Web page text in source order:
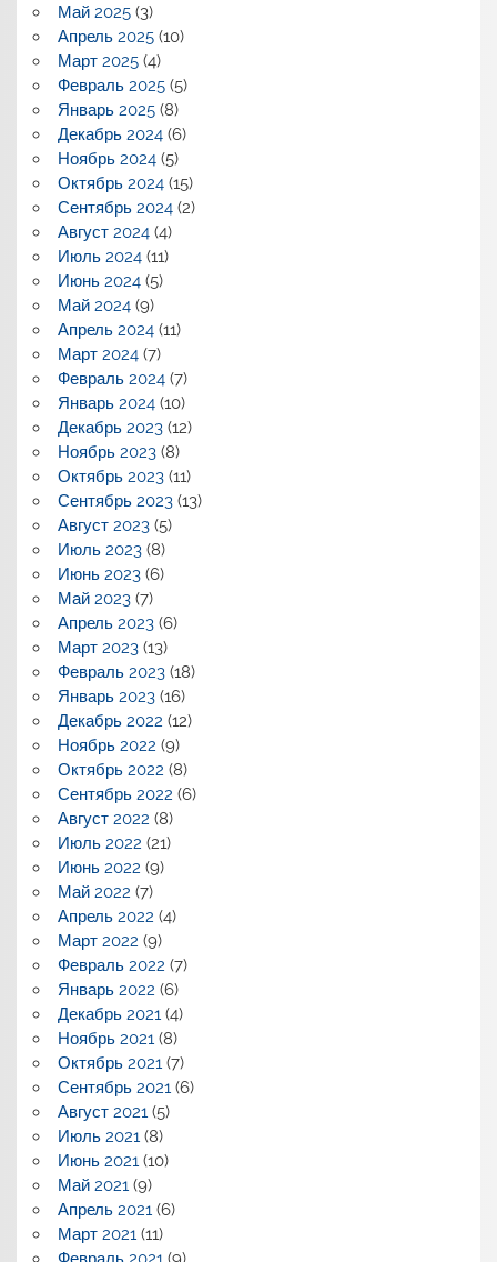
Май 2025(3)
Апрель 2025(10)
Март 2025(4)
Февраль 2025(5)
Январь 2025(8)
Декабрь 2024(6)
Ноябрь 2024(5)
Октябрь 2024(15)
Сентябрь 2024(2)
Август 2024(4)
Июль 2024(11)
Июнь 2024(5)
Май 2024(9)
Апрель 2024(11)
Март 2024(7)
Февраль 2024(7)
Январь 2024(10)
Декабрь 2023(12)
Ноябрь 2023(8)
Октябрь 2023(11)
Сентябрь 2023(13)
Август 2023(5)
Июль 2023(8)
Июнь 2023(6)
Май 2023(7)
Апрель 2023(6)
Март 2023(13)
Февраль 2023(18)
Январь 2023(16)
Декабрь 2022 (12)
Ноябрь 2022 (9)
Октябрь 2022 (8)
Сентябрь 2022 (6)
Август 2022 (8)
Июль 2022 (21)
Июнь 2022 (9)
Май 2022 (7)
Апрель 2022 (4)
Март 2022 (9)
Февраль 2022 (7)
Январь 2022 (6)
Декабрь 2021(4)
Ноябрь 2021(8)
Октябрь 2021(7)
Сентябрь 2021(6)
Август 2021(5)
Июль 2021(8)
Июнь 2021(10)
Май 2021(9)
Апрель 2021(6)
Март 2021(11)